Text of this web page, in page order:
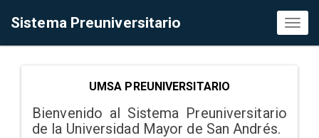
Sistema Preuniversitario
UMSA PREUNIVERSITARIO
Bienvenido al Sistema Preuniversitario
de la Universidad Mayor de San Andrés.